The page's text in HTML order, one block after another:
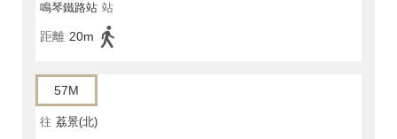
鳴琴鐵路站 站
距離 20m
57M
往 荔景(北)